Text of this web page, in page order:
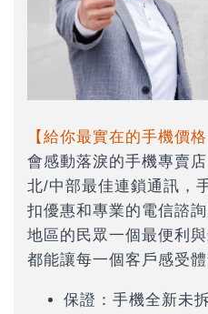
【給你最實在的手機價
會感動落淚的手機專賣店
北/中部最佳連鎖通訊，
扣優惠和專業的電信諮
地區的民眾一個最便利
都能讓每一個客戶感受
保證：手機全新未